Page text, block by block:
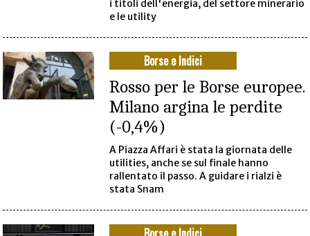
i titoli dell'energia, del settore minerario
e le utility
Borse e Indici
Rosso per le Borse europee.
Milano argina le perdite
(-0,4%)
A Piazza Affari è stata la giornata delle
utilities, anche se sul finale hanno
rallentato il passo. A guidare i rialzi è
stata Snam